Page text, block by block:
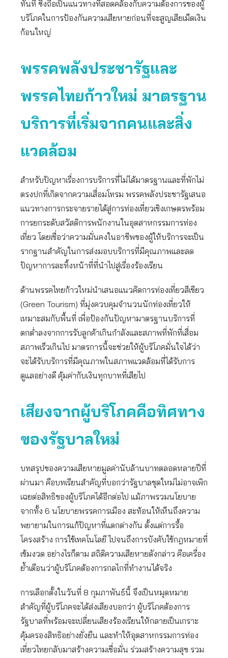
ทันที ซึ่งถือเป็นแนวทางที่สอดคล้องกับความต้องการของผู้
บริโภคในการป้องกันความเสียหายก่อนที่จะสูญเสียเม็ดเงิน
ก้อนใหญ่
พรรคพลังประชารัฐและ
พรรคไทยก้าวใหม่ มาตรฐาน
บริการที่เริ่มจากคนและสิ่ง
แวดล้อม
สำหรับปัญหาเรื่องการบริการที่ไม่ได้มาตรฐานและที่พักไม่
ตรงปกที่เกิดจากความเสื่อมโทรม พรรคพลังประชารัฐเสนอ
แนวทางการกระจายรายได้สู่การท่องเที่ยวเชิงเกษตรพร้อม
การยกระดับสวัสดิการพนักงานในอุตสาหกรรมการท่อง
เที่ยว โดยเชื่อว่าความมั่นคงในอาชีพของผู้ให้บริการจะเป็น
รากฐานสำคัญในการส่งมอบบริการที่มีคุณภาพและลด
ปัญหาการละทิ้งหน้าที่ที่นำไปสู่เรื่องร้องเรียน
ด้านพรรคไทยก้าวใหม่นำเสนอแนวคิดการท่องเที่ยวสีเขียว
(Green Tourism) ที่มุ่งควบคุมจำนวนนักท่องเที่ยวให้
เหมาะสมกับพื้นที่ เพื่อป้องกันปัญหามาตรฐานบริการที่
ตกต่ำลงจากการรับลูกค้าเกินกำลังและสภาพที่พักที่เสื่อม
สภาพเร็วเกินไป มาตรการนี้จะช่วยให้ผู้บริโภคมั่นใจได้ว่า
จะได้รับบริการที่มีคุณภาพในสภาพแวดล้อมที่ได้รับการ
ดูแลอย่างดี คุ้มค่ากับเงินทุกบาทที่เสียไป
เสียงจากผู้บริโภคคือทิศทาง
ของรัฐบาลใหม่
บทสรุปของความเสียหายมูลค่านับล้านบาทตลอดหลายปีที่
ผ่านมา คือบทเรียนสำคัญที่บอกว่ารัฐบาลชุดใหม่ไม่อาจเพิก
เฉยต่อสิทธิของผู้บริโภคได้อีกต่อไป แม้ภาพรวมนโยบาย
จากทั้ง 6 นโยบายพรรคการเมือง สะท้อนให้เห็นถึงความ
พยายามในการแก้ปัญหาที่แตกต่างกัน ตั้งแต่การรื้อ
โครงสร้าง การใช้เทคโนโลยี ไปจนถึงการบังคับใช้กฎหมายที่
เข้มงวด อย่างไรก็ตาม สถิติความเสียหายดังกล่าว คือเครื่อง
ย้ำเตือนว่าผู้บริโภคต้องการกลไกที่ทำงานได้จริง
การเลือกตั้งในวันที่ 8 กุมภาพันธ์นี้ จึงเป็นหมุดหมาย
สำคัญที่ผู้บริโภคจะได้ส่งเสียงบอกว่า ผู้บริโภคต้องการ
รัฐบาลที่พร้อมจะเปลี่ยนเสียงร้องเรียนให้กลายเป็นเกราะ
คุ้มครองสิทธิอย่างยั่งยืน และทำให้อุตสาหกรรมการท่อง
เที่ยวไทยกลับมาสร้างความเชื่อมั่น ร่วมสร้างความสุข รวม